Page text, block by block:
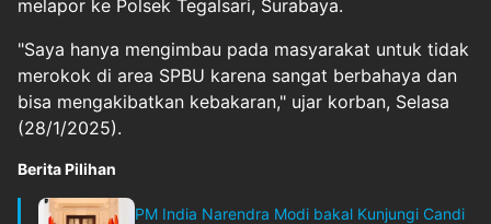
melapor ke Polsek Tegalsari, Surabaya.
"Saya hanya mengimbau pada masyarakat untuk tidak
merokok di area SPBU karena sangat berbahaya dan
bisa mengakibatkan kebakaran," ujar korban, Selasa
(28/1/2025).
Berita Pilihan
PM India Narendra Modi bakal Kunjungi Candi